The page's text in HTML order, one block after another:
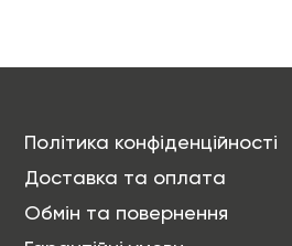
Політика конфіденційності
Доставка та оплата
Обмін та повернення